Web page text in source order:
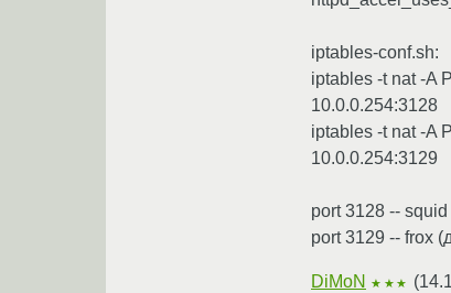
iptables-conf.sh:
iptables -t nat -A
10.0.0.254:3128
iptables -t nat -A
10.0.0.254:3129
port 3128 -- squid
port 3129 -- frox
DiMoN ★★★ (